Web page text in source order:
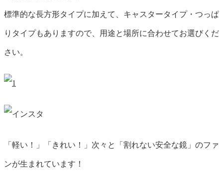
標準的な長方形タイプに加えて、キャスタータイプ・つっぱ
りタイプもありますので、用途と場所に合わせてお選びくだ
さい。
「軽い！」「きれい！」 次々と「割れない安全な鏡」のファ
ンが生まれています！